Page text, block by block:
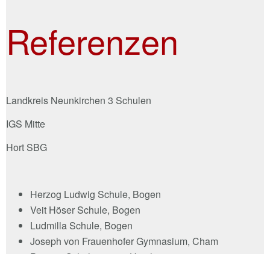
Referenzen
Landkreis Neunkirchen 3 Schulen
IGS Mitte
Hort SBG
Herzog Ludwig Schule, Bogen
Veit Höser Schule, Bogen
Ludmilla Schule, Bogen
Joseph von Frauenhofer Gymnasium, Cham